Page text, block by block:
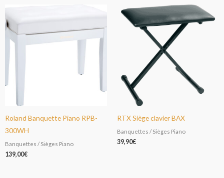
Roland Banquette Piano RPB-
300WH
Banquettes / Sièges Piano
139,00€
RTX Siège clavier BAX
Banquettes / Sièges Piano
39,90€